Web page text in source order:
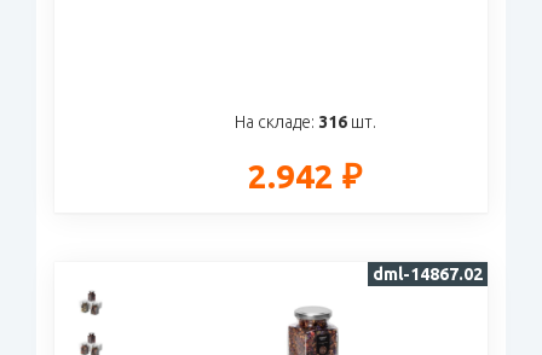
На складе: 316шт.
2.942 ₽
dml-14867.02